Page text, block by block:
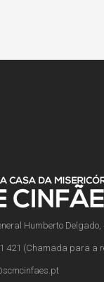
Humberto
421 (Chamada para a
scmcinfaes pt